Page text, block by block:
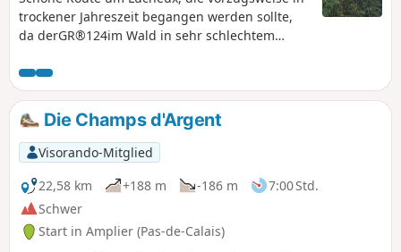
abgesehen natürlich von der
Durchquerung des Waldes, wo der
trockener Jahreszeit begangen werden sollte,
da derGR®124im Wald in sehr schlechtem
Möglichkeit, Rehe und Wildschweine zu sehen.
Diese Route ersetzt die alte, deren westlicher
Teil nun unbegehbar ist.
Die Champs d'Argent
Visorando-Mitglied
22,58 km
+188 m -186 m
7:00 Std.
Schwer
Start in Amplier (Pas-de-Calais)